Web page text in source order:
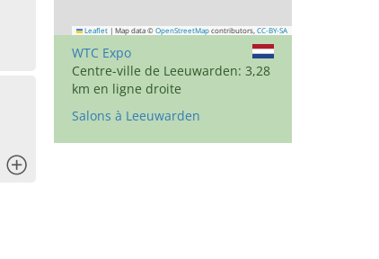
Leaflet | Map data © OpenStreetMap contributors, CC-BY-SA
WTC Expo
Centre-ville de Leeuwarden: 3,28
km en ligne droite
Salons à Leeuwarden